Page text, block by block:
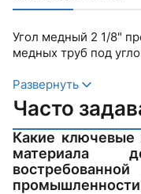
Угол медный 2 1/8"
медных труб под
Развернуть
Часто
Какие ключевые
материала